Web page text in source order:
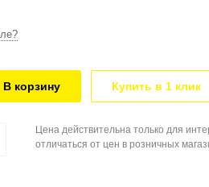
В корзину Купить в 1 клик
Цена действительна только для
отличаться от цен в розничных